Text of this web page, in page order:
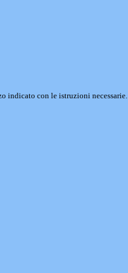
indicato con le istruzioni necessarie.